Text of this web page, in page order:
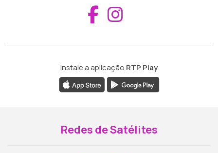
Aceder ao
Instale a aplicação RTP Play
Redes de Satélites